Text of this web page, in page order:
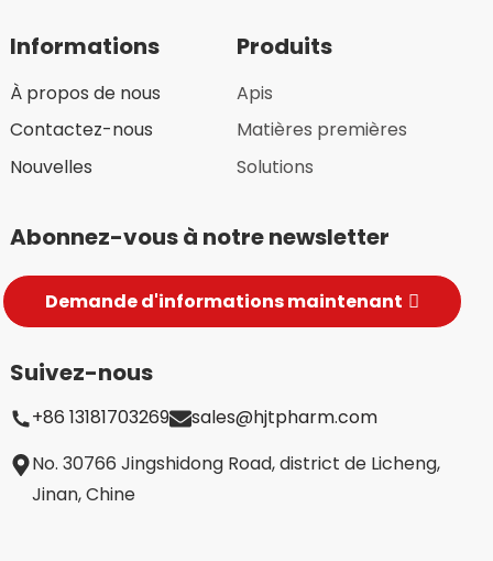
Montmorillonite
Informations
À propos de nous
Contactez-nous
Nouvelles
Produits
Apis
Matières premières
Solutions
Abonnez-vous à notre newsletter
Demande d'informations maintenant
Suivez-nous
+86 13181703269
sales@hjtpharm.com
No. 30766 Jingshidong Road, district de Licheng,
Jinan, Chine